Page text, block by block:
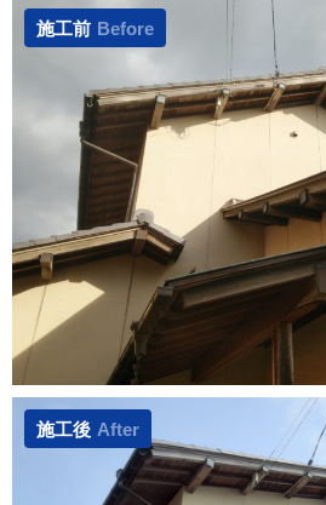
施工前 Before
施工後 After